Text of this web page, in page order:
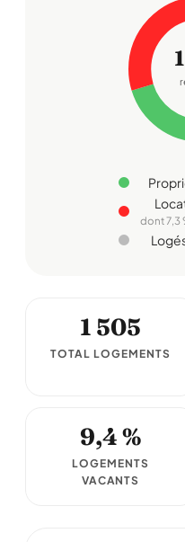
dont 7,3
1 505
TOTAL LOGEMENTS
9,4 %
LOGEMENTS
VACANTS